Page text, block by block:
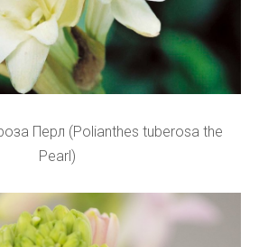
Перл (Polianthes tuberosa the
Pearl)